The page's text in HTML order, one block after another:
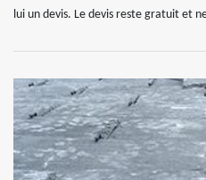
lui un devis. Le devis reste gratuit et